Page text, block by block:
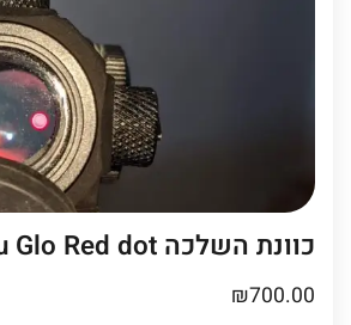
כוונת השלכה Tru Glo Red dot
₪700.00